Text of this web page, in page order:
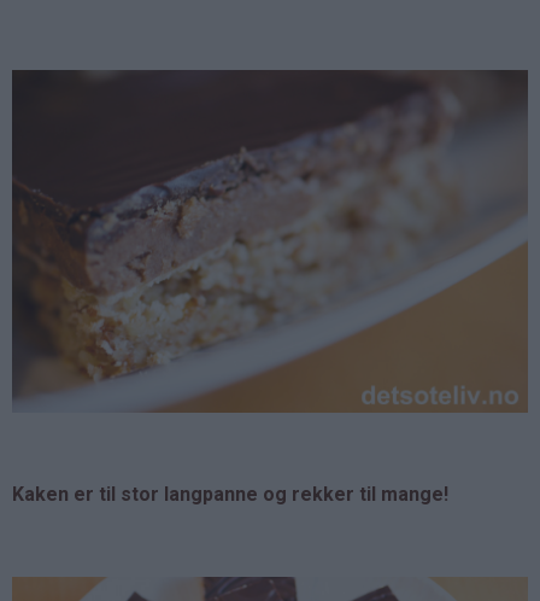
Kaken er til stor langpanne og rekker til mange!